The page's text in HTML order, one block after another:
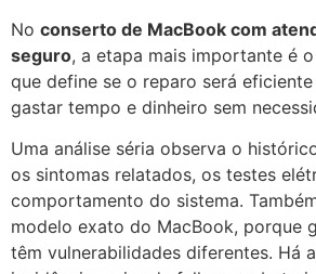
No conserto de MacBook com
seguro, a etapa mais importante é
que define se o reparo será
gastar tempo e dinheiro sem
Uma análise séria observa o
os sintomas relatados, os testes
comportamento do sistema.
modelo exato do MacBook, porque
têm vulnerabilidades diferentes. Há